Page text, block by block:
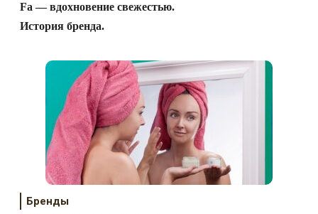
Fa — вдохновение свежестью.
История бренда.
Бренды